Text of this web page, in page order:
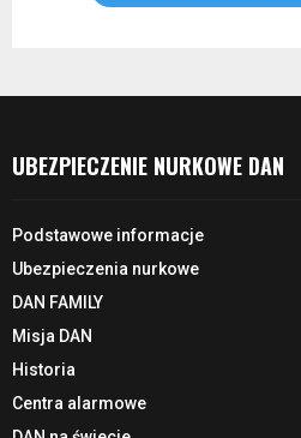
UBEZPIECZENIE NURKOWE DAN
Podstawowe informacje
Ubezpieczenia nurkowe
DAN FAMILY
Misja DAN
Historia
Centra alarmowe